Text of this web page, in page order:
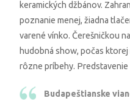
keramických džbánov.
poznanie menej, žiadna
varené vínko. Čerešničkou
hudobná show, počas
rôzne príbehy.
Budapeštianske